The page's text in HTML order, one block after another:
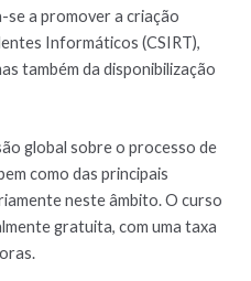
se a promover a criação
Informáticos (CSIRT),
também da disponibilização
global sobre o processo de
como das principais
neste âmbito. O curso
gratuita, com uma taxa